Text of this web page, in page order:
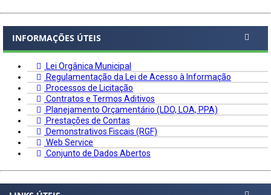
INFORMAÇÕES ÚTEIS
Lei Orgânica Municipal
Regulamentação da Lei de Acesso à Informação
Processos de Licitação
Contratos e Termos Aditivos
Planejamento Orçamentário (LDO, LOA, PPA)
Prestações de Contas
Demonstrativos Fiscais (RGF)
Web Service
Conjunto de Dados Abertos